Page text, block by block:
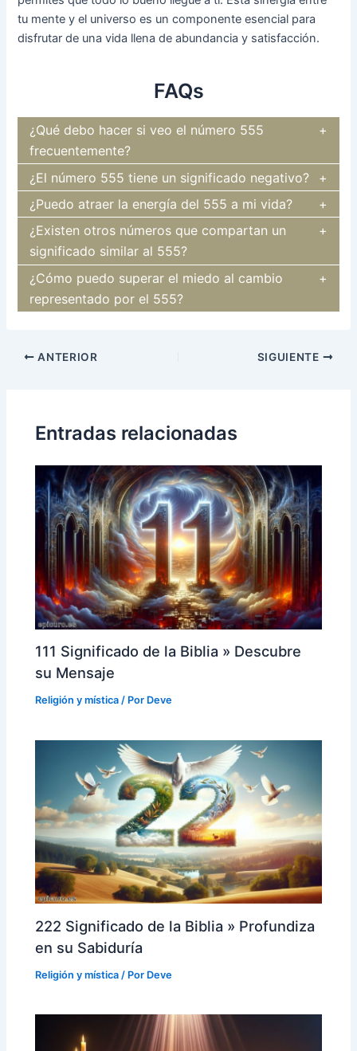
tu mente y el universo es un componente esencial para
disfrutar de una vida llena de abundancia y satisfacción.
FAQs
¿Qué debo hacer si veo el número 555
frecuentemente?
¿El número 555 tiene un significado negativo?
¿Puedo atraer la energía del 555 a mi vida?
¿Existen otros números que compartan un
significado similar al 555?
¿Cómo puedo superar el miedo al cambio
representado por el 555?
Navegación
ANTERIOR SIGUIENTE
Entradas relacionadas
111 Significado de la Biblia » Descubre
su Mensaje
Religión y mística / Por Deve
222 Significado de la Biblia » Profundiza
en su Sabiduría
Religión y mística / Por Deve